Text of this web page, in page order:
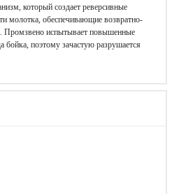
который создает реверсивные
молотка, обеспечивающие возвратно-
Промзвено испытывает повышенные
бойка, поэтому зачастую разрушается